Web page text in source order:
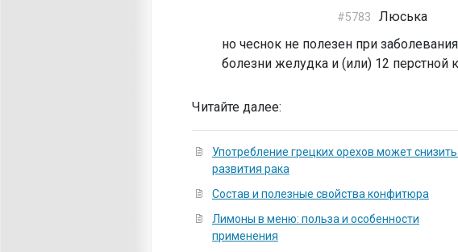
#5783 Люська
но чеснок не полезен при
болезни желудка и (или) 12 перстной
Читайте далее:
Употребление грецких орехов может
развития рака
Состав и полезные свойства конфитюра
Лимоны в меню: польза и особенности
применения